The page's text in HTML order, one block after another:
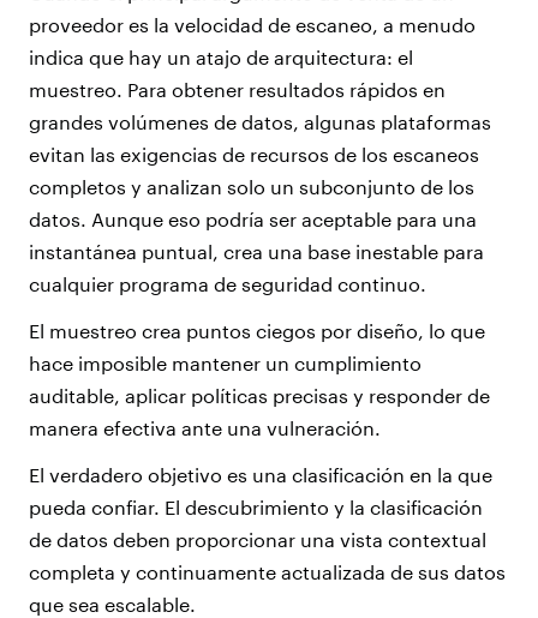
proveedor es la velocidad de escaneo, a menudo
indica que hay un atajo de arquitectura: el
muestreo. Para obtener resultados rápidos en
grandes volúmenes de datos, algunas plataformas
evitan las exigencias de recursos de los escaneos
completos y analizan solo un subconjunto de los
datos. Aunque eso podría ser aceptable para una
instantánea puntual, crea una base inestable para
cualquier programa de seguridad continuo.
El muestreo crea puntos ciegos por diseño, lo que
hace imposible mantener un cumplimiento
auditable, aplicar políticas precisas y responder de
manera efectiva ante una vulneración.
El verdadero objetivo es una clasificación en la que
pueda confiar. El descubrimiento y la clasificación
de datos deben proporcionar una vista contextual
completa y continuamente actualizada de sus datos
que sea escalable.